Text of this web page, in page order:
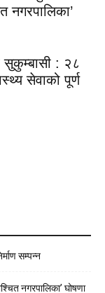
नगरपालिका’
सुकुम्बासी : २८
सेवाको पूर्ण
सम्पन्न
नगरपालिका’ घोषणा